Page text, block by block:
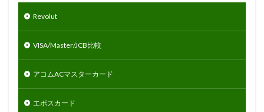
Revolut
VISA/Master/JCB比較
アコムACマスターカード
エポスカード